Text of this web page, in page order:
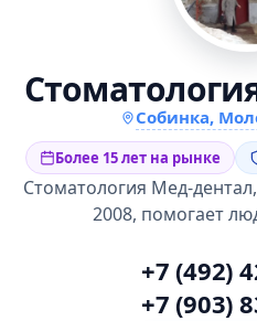
Собинка,
Более 15 лет на рынке
Стоматология Мед-
2008, помогает
+7 (492)
+7 (903)